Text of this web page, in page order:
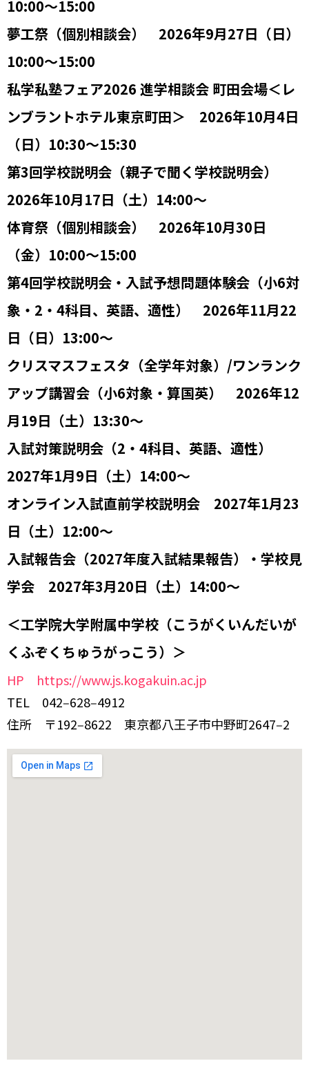
10:00～15:00
夢工祭（個別相談会） 2026年9月27日（日）
10:00～15:00
私学私塾フェア2026 進学相談会 町田会場＜レ
ンブラントホテル東京町田＞ 2026年10月4日
（日）10:30～15:30
第3回学校説明会（親子で聞く学校説明会）
2026年10月17日（土）14:00～
体育祭（個別相談会） 2026年10月30日
（金）10:00～15:00
第4回学校説明会・入試予想問題体験会（小6対
象・2・4科目、英語、適性） 2026年11月22
日（日）13:00～
クリスマスフェスタ（全学年対象）/ワンランク
アップ講習会（小6対象・算国英） 2026年12
月19日（土）13:30～
入試対策説明会（2・4科目、英語、適性）
2027年1月9日（土）14:00～
オンライン入試直前学校説明会 2027年1月23
日（土）12:00～
入試報告会（2027年度入試結果報告）・学校見
学会 2027年3月20日（土）14:00～
＜工学院大学附属中学校（こうがくいんだいが
くふぞくちゅうがっこう）＞
HP https://www.js.kogakuin.ac.jp
TEL 042‒628‒4912
住所 〒192‒8622 東京都八王子市中野町2647‒2